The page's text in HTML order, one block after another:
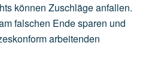
können Zuschläge anfallen.
falschen Ende sparen und
arbeitenden